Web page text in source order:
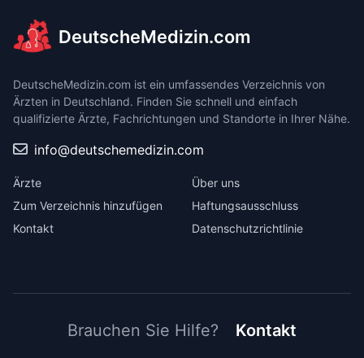
DeutscheMedizin.com
DeutscheMedizin.com ist ein umfassendes Verzeichnis von
Ärzten in Deutschland. Finden Sie schnell und einfach
qualifizierte Ärzte, Fachrichtungen und Standorte in Ihrer Nähe.
info@deutschemedizin.com
Ärzte
Zum Verzeichnis hinzufügen
Kontakt
Über uns
Haftungsausschluss
Datenschutzrichtlinie
Brauchen Sie Hilfe? Kontakt